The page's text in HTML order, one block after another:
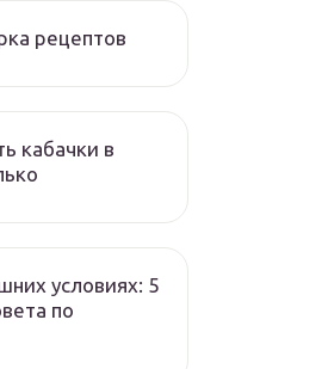
рецептов
кабачки в
условиях: 5
по